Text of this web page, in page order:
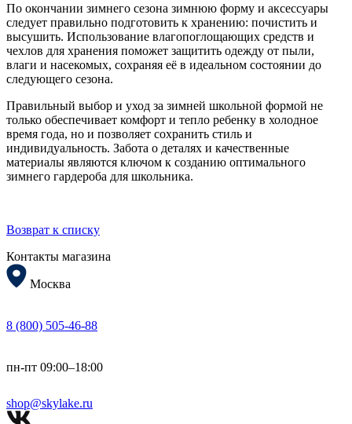
По окончании зимнего сезона зимнюю форму и аксессуары
следует правильно подготовить к хранению: почистить и
высушить. Использование влагопоглощающих средств и
чехлов для хранения поможет защитить одежду от пыли,
влаги и насекомых, сохраняя её в идеальном состоянии до
следующего сезона.
Правильный выбор и уход за зимней школьной формой не
только обеспечивает комфорт и тепло ребенку в холодное
время года, но и позволяет сохранить стиль и
индивидуальность. Забота о деталях и качественные
материалы являются ключом к созданию оптимального
зимнего гардероба для школьника.
Возврат к списку
Контакты магазина
Москва
8 (800) 505-46-88
пн-пт 09:00–18:00
shop@skylake.ru